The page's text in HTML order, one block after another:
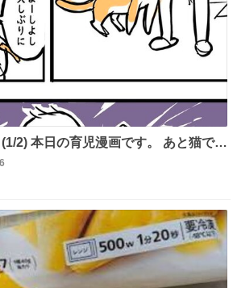
2) 本日の育児漫画です。 あと猫で